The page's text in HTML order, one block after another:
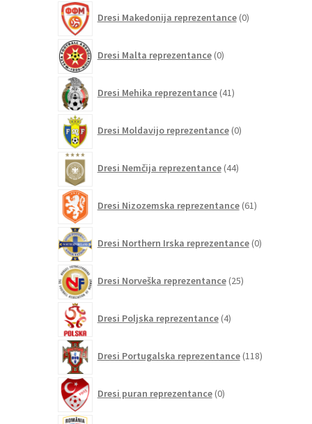
Dresi Makedonija reprezentance 0izdelkov
Dresi Malta reprezentance 0izdelkov
Dresi Mehika reprezentance 41izdelkov
Dresi Moldavijo reprezentance 0izdelkov
Dresi Nemčija reprezentance 44izdelkov
Dresi Nizozemska reprezentance 61izdelkov
Dresi Northern Irska reprezentance 0izdelkov
Dresi Norveška reprezentance 25izdelkov
Dresi Poljska reprezentance 4izdelki
Dresi Portugalska reprezentance 118izdelkov
Dresi puran reprezentance 0izdelkov